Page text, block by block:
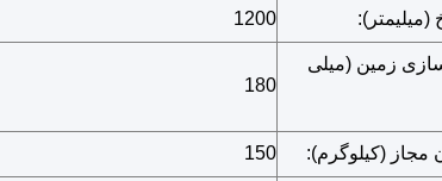
1200
زمین (میلی
180
مجاز (کیلوگرم): 150